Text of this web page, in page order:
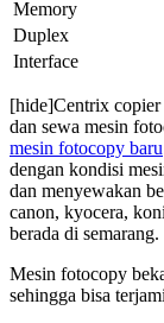
Memory
Duplex
Interface
[hide]Centrix copier
dan sewa mesin
mesin fotocopy baru
dengan kondisi
dan menyewakan
canon, kyocera,
berada di semarang.
Mesin fotocopy
sehingga bisa